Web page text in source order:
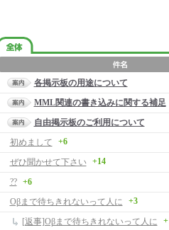
各掲示板の用途について
MML関連の書き込みに関する補足
自由掲示板のご利用について
初めまして
+6
ぜひ聞かせて下さい +14
??
+6
Oβまで待ちきれないって人に
+3
[返事]Oβまで待ちきれないって人に